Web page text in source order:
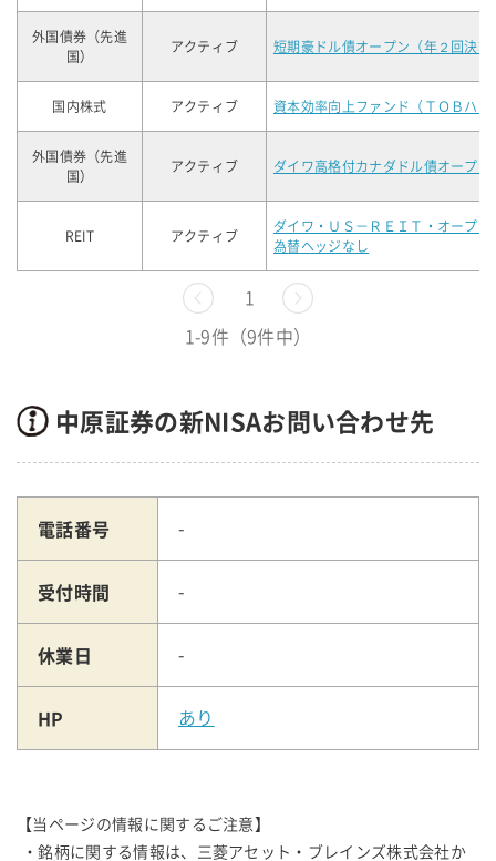
外国債券（先進
国）
アクティブ 短期豪ドル債オープン（年２回決算
国内株式 アクティブ 資本効率向上ファンド（ＴＯＢハン
外国債券（先進
国）
アクティブ ダイワ高格付カナダドル債オープ
REIT アクティブ
ダイワ・ＵＳ－ＲＥＩＴ・オープ
為替ヘッジなし
前へ1次へ
1-9件（9件中）
中原証券の新NISAお問い合わせ先
電話番号 -
受付時間 -
休業日 -
HP あり
【当ページの情報に関するご注意】
・銘柄に関する情報は、三菱アセット・ブレインズ株式会社か